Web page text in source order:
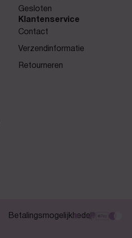
Gesloten
Klantenservice
Contact
Verzendinformatie
Retourneren
Betalingsmogelijkheden